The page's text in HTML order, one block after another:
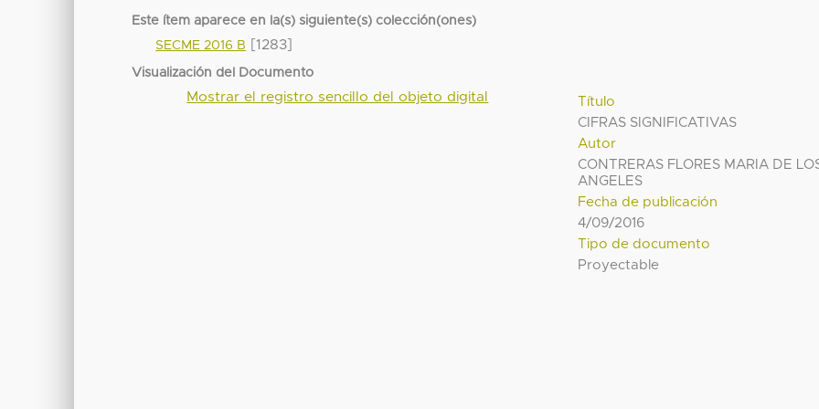
Este ítem aparece en la(s) siguiente(s) colección(ones)
SECME 2016 B
[1283]
Visualización del Documento
Título
CIFRAS SIGNIFICATIVAS
Autor
CONTRERAS FLORES MARIA DE
ANGELES
Fecha de publicación
4/09/2016
Tipo de documento
Proyectable
Mostrar el registro sencillo del objeto digital